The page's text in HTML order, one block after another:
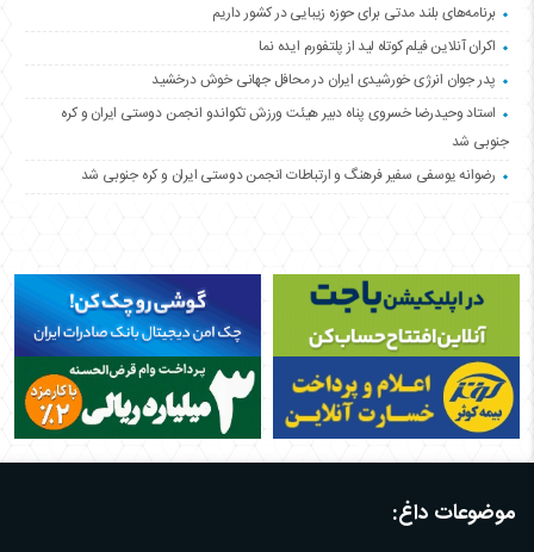
برنامه‌های بلند مدتی برای حوزه زیبایی در کشور داریم
اکران آنلاین فیلم کوتاه لید از پلتفورم ایده نما
پدر جوان انرژی خورشیدی ایران در محافل جهانی خوش درخشید
استاد وحیدرضا خسروی پناه دبیر هیئت ورزش تکواندو انجمن دوستی ایران و کره
جنوبی شد
رضوانه یوسفی سفیر فرهنگ و ارتباطات انجمن دوستی ایران و کره جنوبی شد
موضوعات داغ: